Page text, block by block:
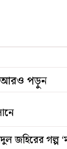
আরও পড়ুন
জহিরের গল্প